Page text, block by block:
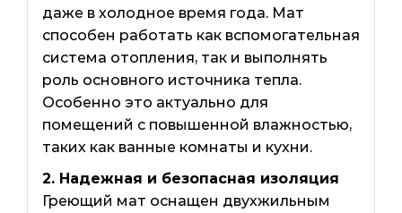
даже в холодное время года. Мат
способен работать как вспомогательная
система отопления, так и выполнять
роль основного источника тепла.
Особенно это актуально для
помещений с повышенной влажностью,
таких как ванные комнаты и кухни.
2. Надежная и безопасная изоляция
Греющий мат оснащен двухжильным